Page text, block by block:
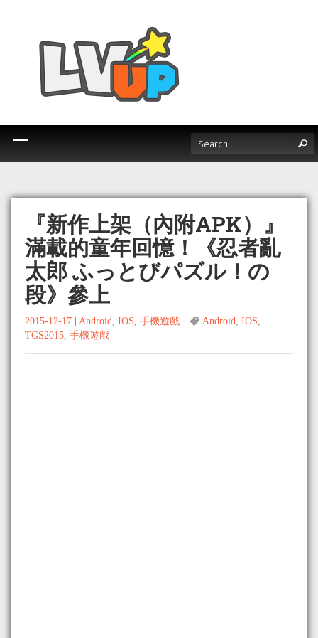
『新作上架（內附APK）』
滿載的童年回憶！《忍者亂
太郎 ふっとびパズル！の
段》參上
2015-12-17 Android, IOS, 手機遊戲 Android, IOS,
TGS2015, 手機遊戲